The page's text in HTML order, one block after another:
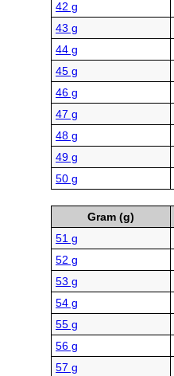
42 g
43 g
44 g
45 g
46 g
47 g
48 g
49 g
50 g
Gram (g)
51 g
52 g
53 g
54 g
55 g
56 g
57 g